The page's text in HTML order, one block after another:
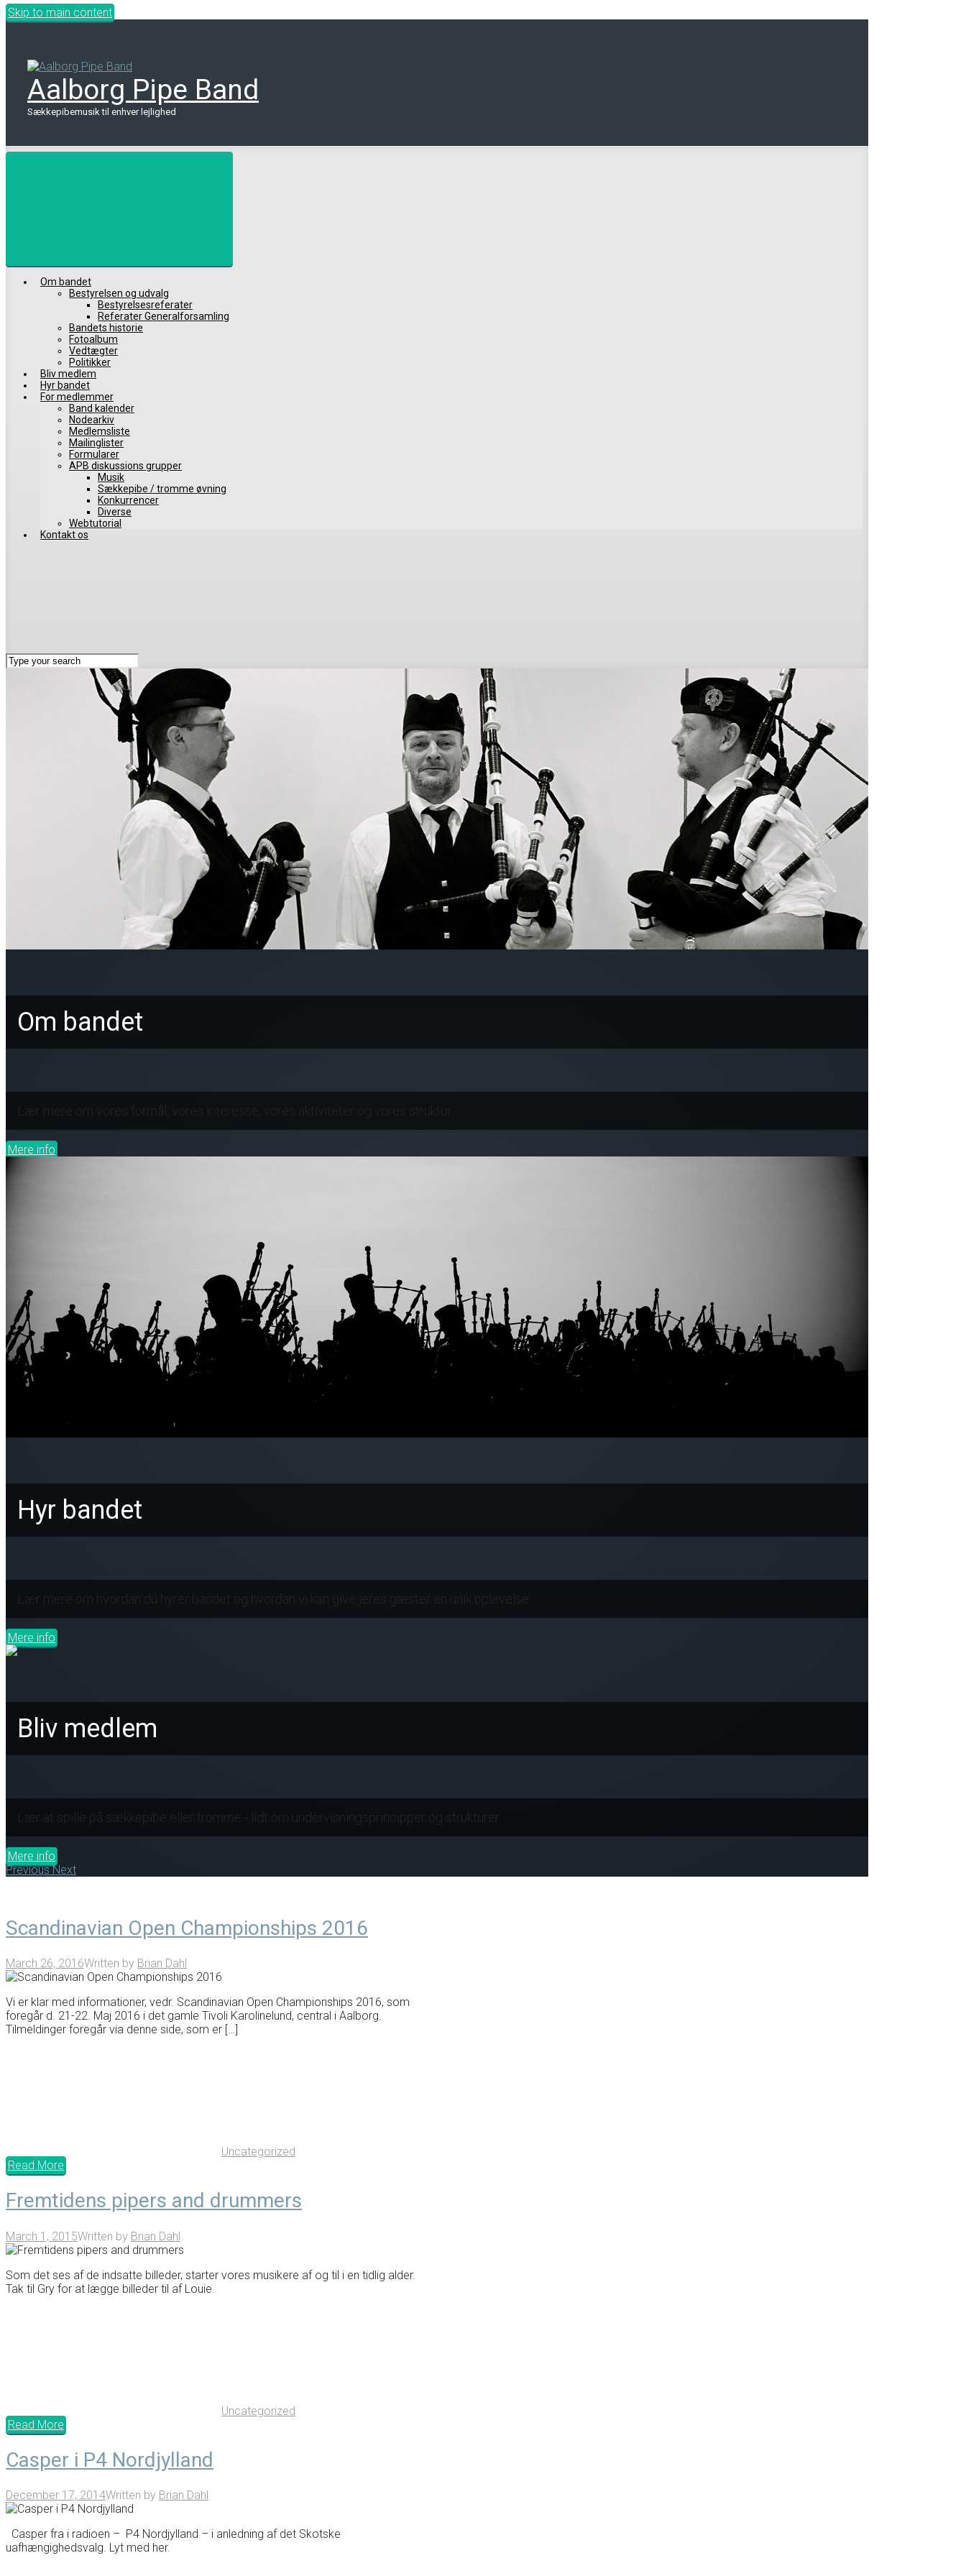
Skip to main content
Aalborg Pipe Band
Sækkepibemusik til enhver lejlighed
Om bandet
Bestyrelsen og udvalg
Bestyrelsesreferater
Referater Generalforsamling
Bandets historie
Fotoalbum
Vedtægter
Politikker
Bliv medlem
Hyr bandet
For medlemmer
Band kalender
Nodearkiv
Medlemsliste
Mailinglister
Formularer
APB diskussions grupper
Musik
Sækkepibe / tromme øvning
Konkurrencer
Diverse
Webtutorial
Kontakt os
Om bandet
Mere info
Hyr bandet
Lær mere om hvordan du hyrer bandet og hvordan vi kan give jeres gæster en unik oplevelse
Mere info
Bliv medlem
Lær at spille på sækkepibe eller tromme - lidt om undervisningsprincipper og strukturer
Mere info
Previous Next
Scandinavian Open Championships 2016
March 26, 2016Written by Brian Dahl
Vi er klar med informationer, vedr. Scandinavian Open Championships 2016, som
foregår d. 21-22. Maj 2016 i det gamle Tivoli Karolinelund, central i Aalborg.
Tilmeldinger foregår via denne side, som er […]
Uncategorized
Read More
Fremtidens pipers and drummers
March 1, 2015Written by Brian Dahl
Som det ses af de indsatte billeder, starter vores musikere af og til i en tidlig alder.
Tak til Gry for at lægge billeder til af Louie.
Uncategorized
Read More
Casper i P4 Nordjylland
December 17, 2014Written by Brian Dahl
Casper fra i radioen – P4 Nordjylland – i anledning af det Skotske
uafhængighedsvalg. Lyt med her.